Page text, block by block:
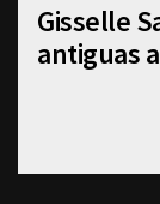
Gisselle
antiguas